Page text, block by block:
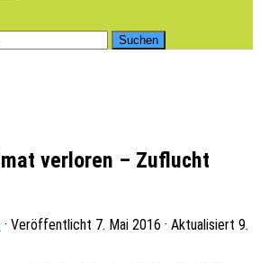
verloren – Zuflucht
· Veröffentlicht 7. Mai 2016 · Aktualisiert 9.